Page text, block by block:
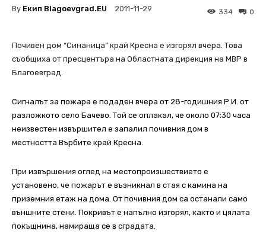
By Екип Blagoevgrad.EU 2011-11-29 0
334
Почивен дом “Синаница” край Кресна е изгорял вчера. Това
съобщиха от пресцентъра на Областната дирекция на МВР в
Благоевград.
Сигналът за пожара е подаден вчера от 28-годишния Р.И. от
разложкото село Бачево. Той се оплакал, че около 07:30 часа
неизвестен извършител е запалил почивния дом в
местността Върбите край Кресна.
При извършения оглед на местопроизшествието е
установено, че пожарът е възникнал в стая с камина на
приземния етаж на дома. От почивния дом са останали само
външните стени. Покривът е напълно изгорял, както и цялата
покъщнина, намираща се в сградата.